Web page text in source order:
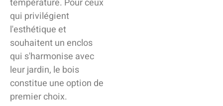
qui privilégient
l'esthétique et
souhaitent un enclos
qui s'harmonise avec
leur jardin, le bois
constitue une option de
premier choix.